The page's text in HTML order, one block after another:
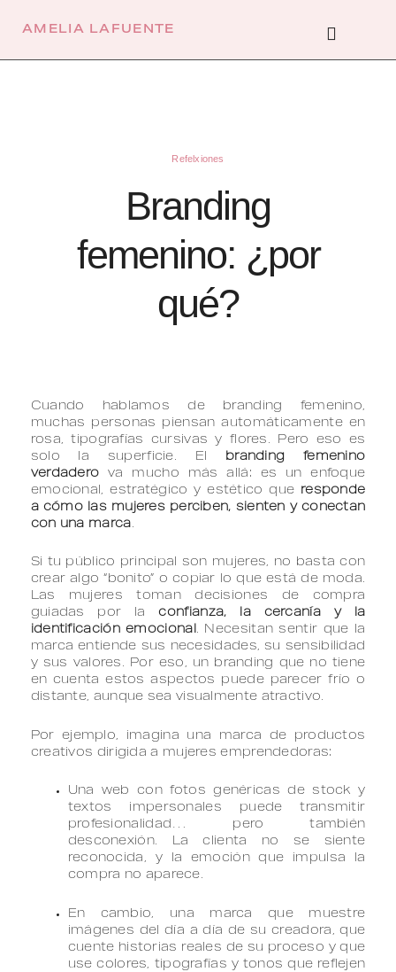
contenido
AMELIA LAFUENTE Menú
Refelxiones
Branding
femenino: ¿por
qué?
Cuando hablamos de branding femenino,
muchas personas piensan automáticamente en
rosa, tipografías cursivas y flores. Pero eso es
solo la superficie. El
branding femenino
verdadero va mucho más allá: es un enfoque
emocional, estratégico y estético que responde
a cómo las mujeres perciben, sienten y conectan
con una marca.
Si tu público principal son mujeres, no basta con
crear algo “bonito” o copiar lo que está de moda.
Las mujeres toman decisiones de compra
guiadas por laconfianza, la cercanía y la
identificación emocional. Necesitan sentir que la
marca entiende sus necesidades, su sensibilidad
y sus valores. Por eso, un branding que no tiene
en cuenta estos aspectos puede parecer frío o
distante, aunque sea visualmente atractivo.
Por ejemplo, imagina una marca de productos
creativos dirigida a mujeres emprendedoras:
Una web con fotos genéricas de stock y
textos impersonales puede transmitir
profesionalidad… pero también
desconexión. La clienta no se siente
reconocida, y la emoción que impulsa la
compra no aparece.
En cambio, una marca que muestre
imágenes del día a día de su creadora, que
cuente historias reales de su proceso y que
use colores, tipografías y tonos que reflejen